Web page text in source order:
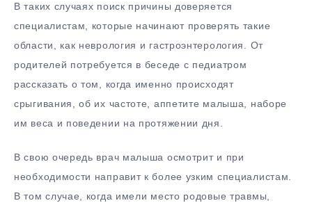
В таких случаях поиск причины доверяется
специалистам, которые начинают проверять такие
области, как неврология и гастроэнтерология. От
родителей потребуется в беседе с педиатром
рассказать о том, когда именно происходят
срыгивания, об их частоте, аппетите малыша, наборе
им веса и поведении на протяжении дня.
В свою очередь врач малыша осмотрит и при
необходимости направит к более узким специалистам.
В том случае, когда имели место родовые травмы,